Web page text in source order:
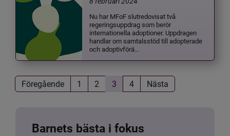
Nu har MFoF slutredovisat två
regeringsuppdrag som berör
internationella adoptioner. Uppdragen
handlar om samtalsstöd till adopterade
och adoptivförä...
Föregående 1 2 3 4 Nästa
Barnets bästa i fokus